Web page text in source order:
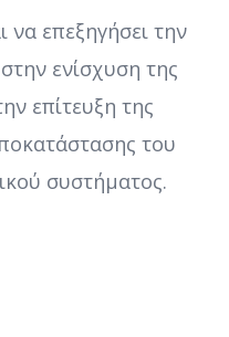
να επεξηγήσει την
ενίσχυση της
επίτευξη της
του
συστήματος.